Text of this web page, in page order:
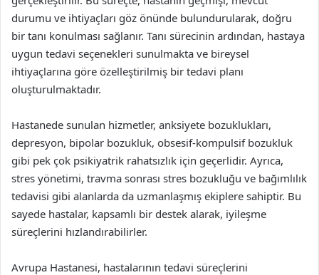
durumu ve ihtiyaçları göz önünde bulundurularak, doğru
bir tanı konulması sağlanır. Tanı sürecinin ardından, hastaya
uygun tedavi seçenekleri sunulmakta ve bireysel
ihtiyaçlarına göre özelleştirilmiş bir tedavi planı
oluşturulmaktadır.
Hastanede sunulan hizmetler, anksiyete bozuklukları,
depresyon, bipolar bozukluk, obsesif-kompulsif bozukluk
gibi pek çok psikiyatrik rahatsızlık için geçerlidir. Ayrıca,
stres yönetimi, travma sonrası stres bozukluğu ve bağımlılık
tedavisi gibi alanlarda da uzmanlaşmış ekiplere sahiptir. Bu
sayede hastalar, kapsamlı bir destek alarak, iyileşme
süreçlerini hızlandırabilirler.
Avrupa Hastanesi, hastalarının tedavi süreçlerini